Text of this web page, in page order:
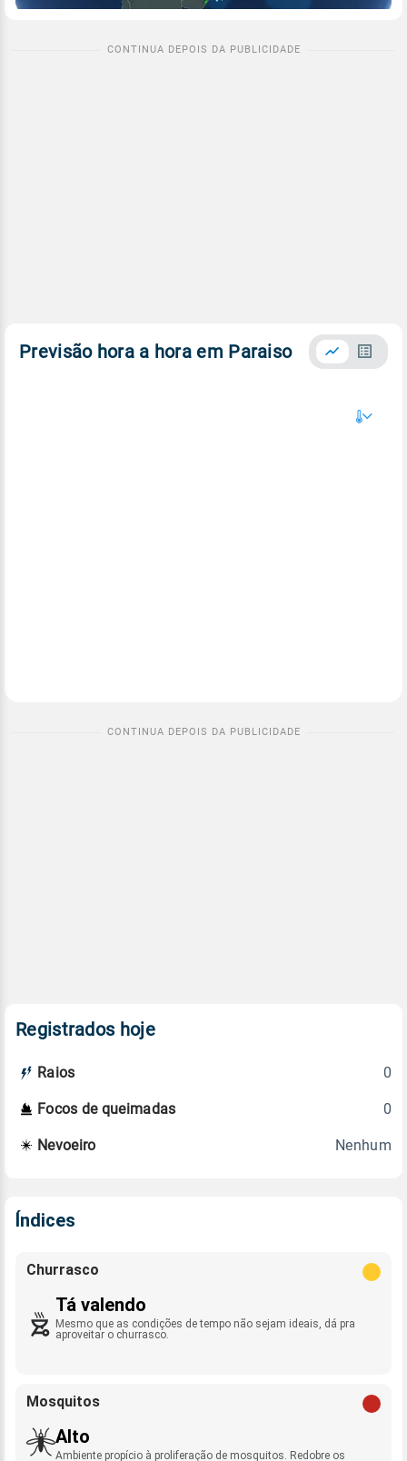
Previsão hora a hora em Paraiso
Registrados hoje
Raios 0
Focos de queimadas 0
Nevoeiro Nenhum
Índices
Churrasco
Tá valendo
Mesmo que as condições de tempo não sejam ideais, dá pra
aproveitar o churrasco.
Mosquitos
Alto
Ambiente propício à proliferação de mosquitos. Redobre os